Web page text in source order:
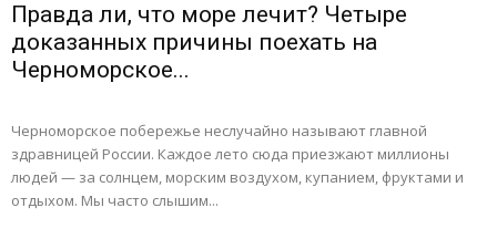
Правда ли, что море лечит? Четыре
доказанных причины поехать на
Черноморское...
Черноморское побережье неслучайно называют главной
здравницей России. Каждое лето сюда приезжают миллионы
людей — за солнцем, морским воздухом, купанием, фруктами и
отдыхом. Мы часто слышим...